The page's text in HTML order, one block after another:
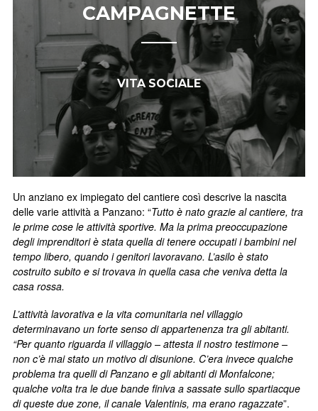
CAMPAGNETTE
VITA SOCIALE
Un anziano ex impiegato del cantiere così descrive la nascita
delle varie attività a Panzano: “Tutto è nato grazie al cantiere, tra
le prime cose le attività sportive. Ma la prima preoccupazione
degli imprenditori è stata quella di tenere occupati i bambini nel
tempo libero, quando i genitori lavoravano. L’asilo è stato
costruito subito e si trovava in quella casa che veniva detta la
casa rossa.
L’attività lavorativa e la vita comunitaria nel villaggio
determinavano un forte senso di appartenenza tra gli abitanti.
“Per quanto riguarda il villaggio – attesta il nostro testimone –
non c’è mai stato un motivo di disunione. C’era invece qualche
problema tra quelli di Panzano e gli abitanti di Monfalcone;
qualche volta tra le due bande finiva a sassate sullo spartiacque
di queste due zone, il canale Valentinis, ma erano ragazzate”.